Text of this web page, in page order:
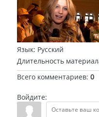
Язык: Русский
Длительность
Всего комментариев: 0
Войдите: